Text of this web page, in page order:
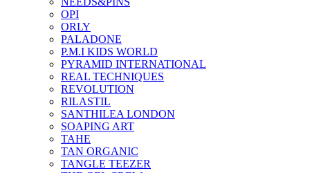
OPI
ORLY
PALADONE
P.M.I KIDS WORLD
PYRAMID INTERNATIONAL
REAL TECHNIQUES
REVOLUTION
RILASTIL
SANTHILEA LONDON
SOAPING ART
TAHE
TAN ORGANIC
TANGLE TEEZER